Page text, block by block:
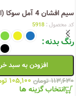
سیم افشان 4 آمل سوکا (اصلی)
کد محصول : 5918
رنگ بدنه
افزودن به سبد
۱۱۳,۶۳۰ تومان ۱۰۵,۱۰۰
انتخاب گزینه ها